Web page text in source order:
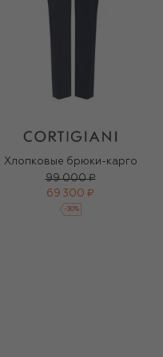
Хлопковые брюки-карго
99 000 ₽
69 300 ₽
-30%